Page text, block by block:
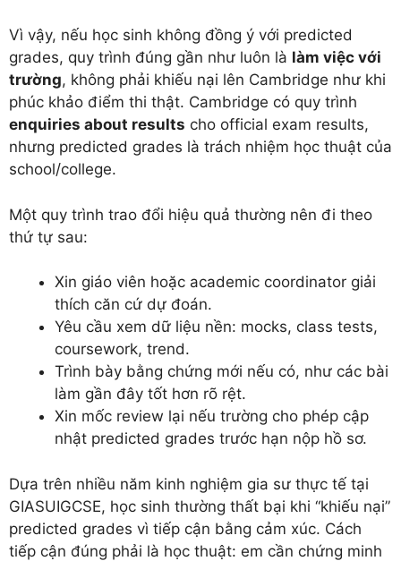
Vì vậy, nếu học sinh không đồng ý với predicted
grades, quy trình đúng gần như luôn là làm việc với
trường, không phải khiếu nại lên Cambridge như khi
phúc khảo điểm thi thật. Cambridge có quy trình
enquiries about results cho official exam results,
nhưng predicted grades là trách nhiệm học thuật của
school/college.
Một quy trình trao đổi hiệu quả thường nên đi theo
thứ tự sau:
Xin giáo viên hoặc academic coordinator giải
thích căn cứ dự đoán.
Yêu cầu xem dữ liệu nền: mocks, class tests,
coursework, trend.
Trình bày bằng chứng mới nếu có, như các bài
làm gần đây tốt hơn rõ rệt.
Xin mốc review lại nếu trường cho phép cập
nhật predicted grades trước hạn nộp hồ sơ.
Dựa trên nhiều năm kinh nghiệm gia sư thực tế tại
GIASUIGCSE, học sinh thường thất bại khi “khiếu nại”
predicted grades vì tiếp cận bằng cảm xúc. Cách
tiếp cận đúng phải là học thuật: em cần chứng minh